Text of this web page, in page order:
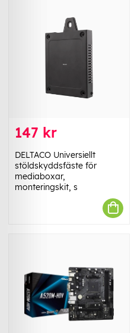
147 kr
DELTACO Universiellt
stöldskyddsfäste för
mediaboxar,
monteringskit, s